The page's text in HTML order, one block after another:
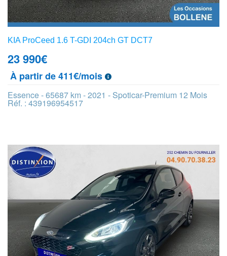
KIA ProCeed 1.6 T-GDI 204ch GT DCT7
23 990€
À partir de 411€/mois
Essence - 65687 km - 2021 - Spoticar-Premium 12 Mois
Réf. : 439196954517